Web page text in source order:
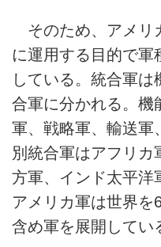
そのため、アメリ
に運用する目的で軍
している。統合軍
合軍に分かれる。機
軍、戦略軍、輸送軍
別統合軍はアフリカ
方軍、インド太平洋
アメリカ軍は世界を
含め軍を展開してい